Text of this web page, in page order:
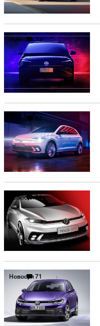
Новости33
Новости42
Новости21
Новости71